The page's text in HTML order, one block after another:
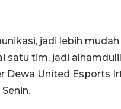
jadi lebih
satu tim, jadi
Dewa United Esports